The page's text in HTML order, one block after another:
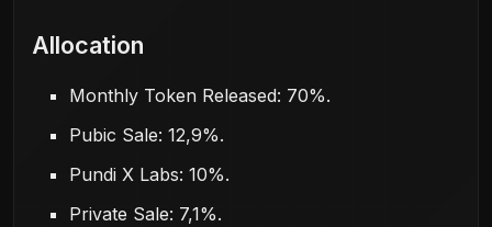
Allocation
Monthly Token Released: 70%.
Pubic Sale: 12,9%.
Pundi X Labs: 10%.
Private Sale: 7,1%.